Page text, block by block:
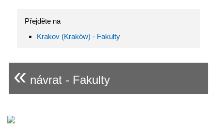
Přejděte na
Krakov (Kraków) - Fakulty
« návrat - Fakulty